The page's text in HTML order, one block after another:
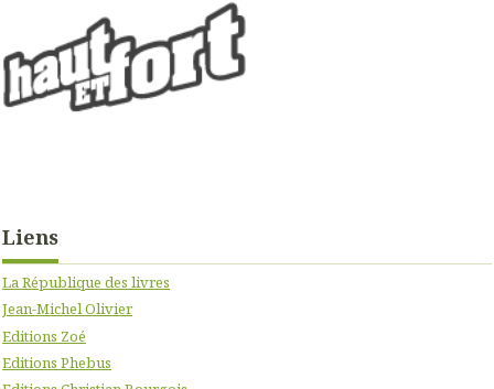
Liens
La République des livres
Jean-Michel Olivier
Editions Zoé
Editions Phebus